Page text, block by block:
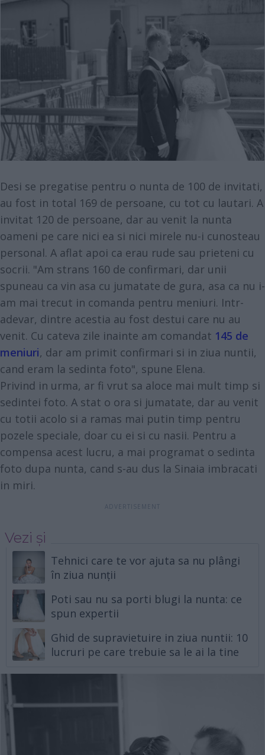
Desi se pregatise pentru o nunta de 100 de invitati,
au fost in total 169 de persoane, cu tot cu lautari. A
invitat 120 de persoane, dar au venit la nunta
oameni pe care nici ea si nici mirele nu-i cunosteau
personal. A aflat apoi ca erau rude sau prieteni cu
socrii. "Am strans 160 de confirmari, dar unii
spuneau ca vin asa cu jumatate de gura, asa ca nu i-
am mai trecut in comanda pentru meniuri. Intr-
adevar, dintre acestia au fost destui care nu au
venit. Cu cateva zile inainte am comandat 145 de
meniuri, dar am primit confirmari si in ziua nuntii,
cand eram la sedinta foto", spune Elena.
Privind in urma, ar fi vrut sa aloce mai mult timp si
sedintei foto. A stat o ora si jumatate, dar au venit
cu totii acolo si a ramas mai putin timp pentru
pozele speciale, doar cu ei si cu nasii. Pentru a
compensa acest lucru, a mai programat o sedinta
foto dupa nunta, cand s-au dus la Sinaia imbracati
in miri.
Vezi și
Tehnici care te vor ajuta sa nu plângi
în ziua nunții
Poti sau nu sa porti blugi la nunta: ce
spun expertii
Ghid de supravietuire in ziua nuntii: 10
lucruri pe care trebuie sa le ai la tine